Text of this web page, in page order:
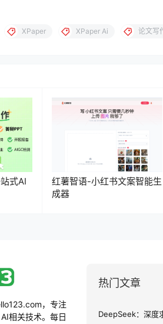
XPaper XPaper Ai 论文写
式AI
红薯智语-小红书文案智能生
成器
，专注
相关技术。每日
热门文章